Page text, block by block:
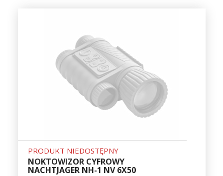
PRODUKT NIEDOSTĘPNY
NOKTOWIZOR CYFROWY
NACHTJAGER NH-1 NV 6X50